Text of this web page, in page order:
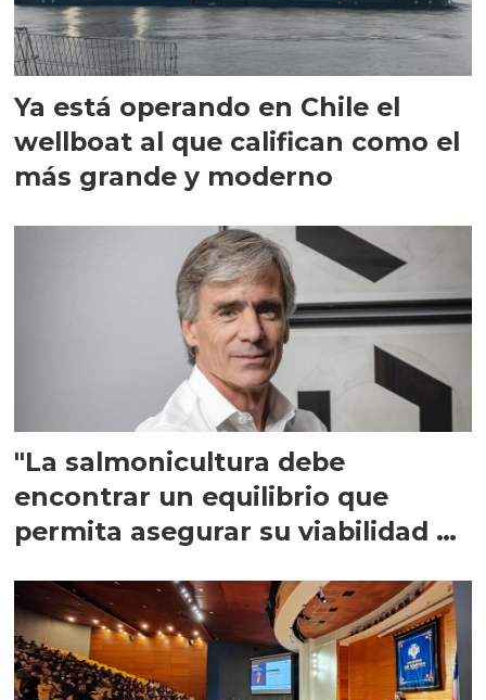
Ya está operando en Chile el
wellboat al que califican como el
más grande y moderno
"La salmonicultura debe
encontrar un equilibrio que
permita asegurar su viabilidad de